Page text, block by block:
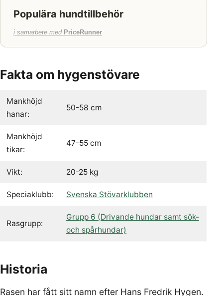
Populära hundtillbehör
i samarbete med PriceRunner
Fakta om hygenstövare
Mankhöjd
hanar:
50-58 cm
Mankhöjd
tikar:
47-55 cm
Vikt: 20-25 kg
Speciaklubb: Svenska Stövarklubben
Rasgrupp:
Grupp 6 (Drivande hundar samt sök-
och spårhundar)
Historia
Rasen har fått sitt namn efter Hans Fredrik Hygen.